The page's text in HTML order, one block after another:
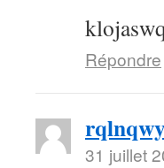
Répondre
31 juillet